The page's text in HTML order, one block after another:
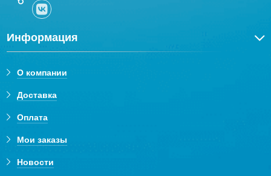
Информация
О компании
Доставка
Оплата
Мои заказы
Новости